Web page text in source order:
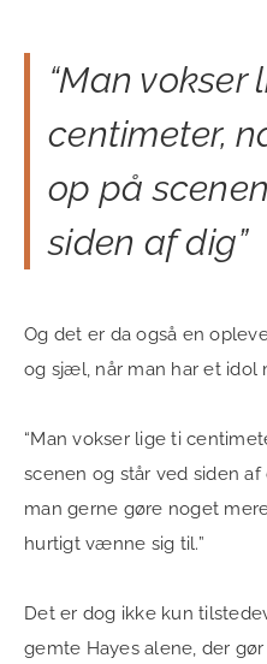
“Man vokser
centimeter,
op på
siden af dig”
Og det er da også en
og sjæl, når man har et idol
“Man vokser lige ti
scenen og står ved siden af
man gerne gøre noget
hurtigt vænne sig til.”
Det er dog ikke kun
gemte Hayes alene, der